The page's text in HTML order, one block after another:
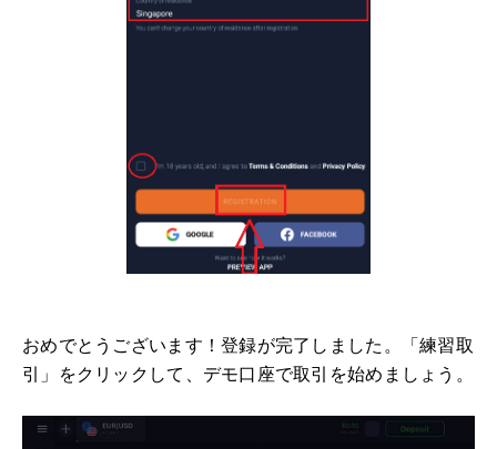
おめでとうございます！登録が完了しました。「練習取
引」をクリックして、デモ口座で取引を始めましょう。